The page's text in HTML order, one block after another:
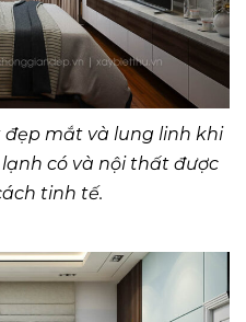
mắt và lung linh khi
có và nội thất được
tinh tế.